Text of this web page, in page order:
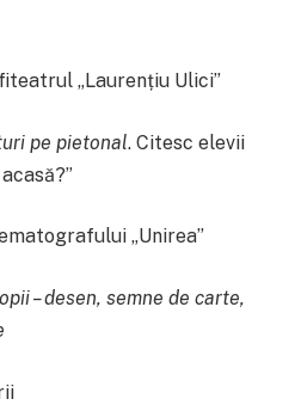
„Laurențiu Ulici”
pe pietonal. Citesc elevii
„Unirea”
– desen, semne de carte,